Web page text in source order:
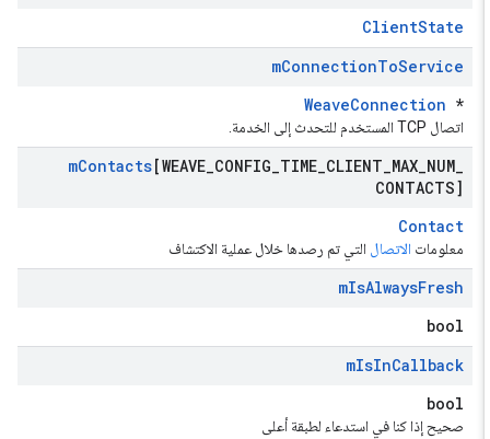
ClientState
mConnectionToService
WeaveConnection *
اتصال TCP المستخدم للتحدث إلى الخدمة.
mContacts[WEAVE _CONFIG _TIME _CLIENT _MAX _NUM
CONTACTS]
Contact
معلوماتالاتصالالتي تم رصدها خلال عملية الاكتشاف
mIsAlwaysFresh
bool
mIsInCallback
bool
صحيح إذا كنا في استدعاء لطبقة أعلى